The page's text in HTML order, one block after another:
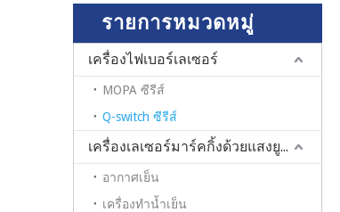
รายการหมวดหมู่
เครื่องไฟเบอร์เลเซอร์
MOPA ซีรีส์
Q-switch ซีรีส์
เครื่องเลเซอร์มาร์คกิ้งด้วยแสงยูวี/เขียว
อากาศเย็น
เครื่องทำน้ำเย็น